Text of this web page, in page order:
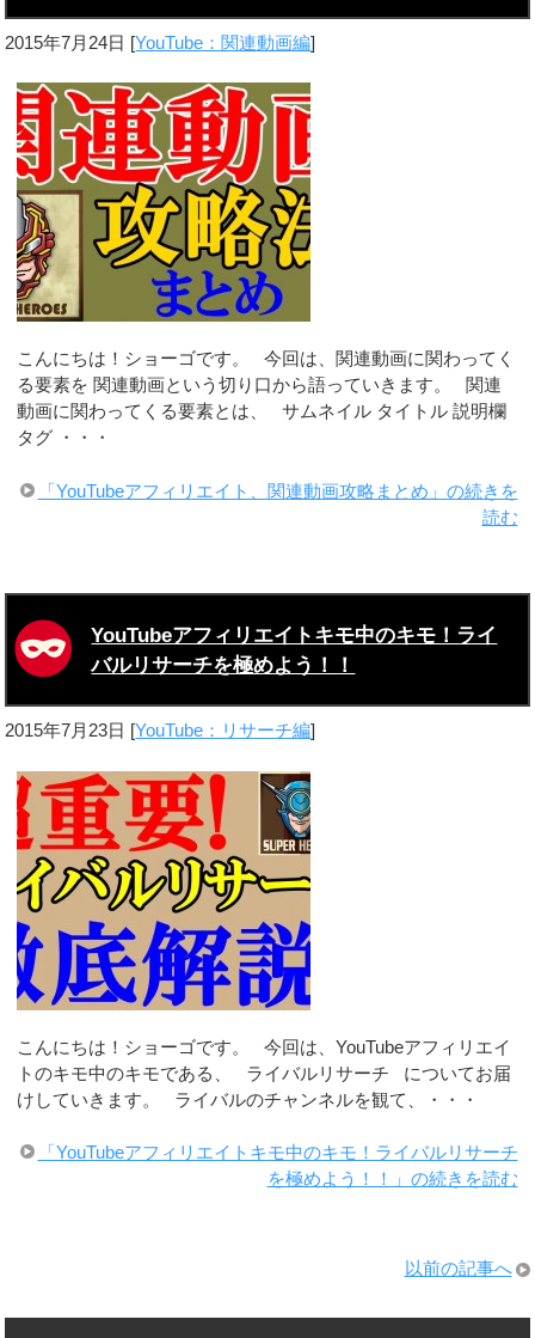
2015年7月24日 [YouTube：関連動画編]
こんにちは！ショーゴです。 今回は、関連動画に関わってく
る要素を 関連動画という切り口から語っていきます。 関連
動画に関わってくる要素とは、 サムネイル タイトル 説明欄
タグ ・・・
「YouTubeアフィリエイト、関連動画攻略まとめ」の続きを
読む
YouTubeアフィリエイトキモ中のキモ！ライ
バルリサーチを極めよう！！
2015年7月23日 [YouTube：リサーチ編]
こんにちは！ショーゴです。 今回は、YouTubeアフィリエイ
トのキモ中のキモである、 ライバルリサーチ についてお届
けしていきます。 ライバルのチャンネルを観て、・・・
「YouTubeアフィリエイトキモ中のキモ！ライバルリサーチ
を極めよう！！」の続きを読む
以前の記事へ